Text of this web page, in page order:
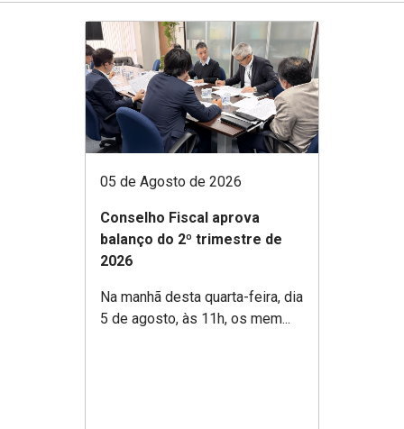
05 de Agosto de 2026
Conselho Fiscal aprova
balanço do 2º trimestre de
2026
Na manhã desta quarta-feira, dia
5 de agosto, às 11h, os mem...